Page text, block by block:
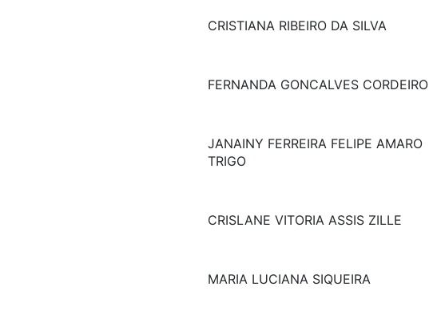
CRISTIANA RIBEIRO DA SILVA
FERNANDA GONCALVES CORDEIRO
JANAINY FERREIRA FELIPE AMARO
TRIGO
CRISLANE VITORIA ASSIS ZILLE
MARIA LUCIANA SIQUEIRA